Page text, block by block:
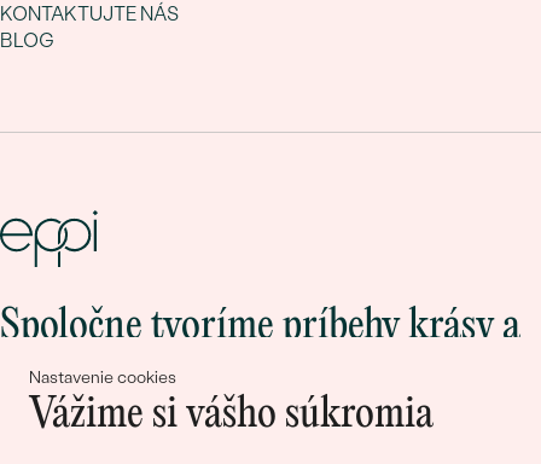
Nastavenie cookies
Vážime si vášho súkromia
KONTAKTUJTE NÁS
BLOG
Spoločne tvoríme príbehy krásy a
lásky